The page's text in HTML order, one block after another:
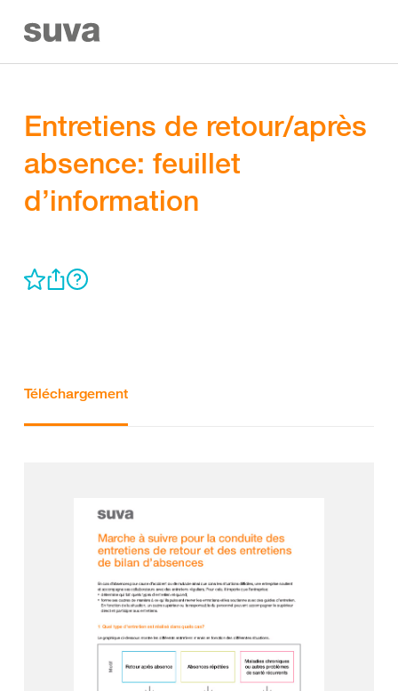
Entretiens de retour/après
absence: feuillet
d’information
Téléchargement